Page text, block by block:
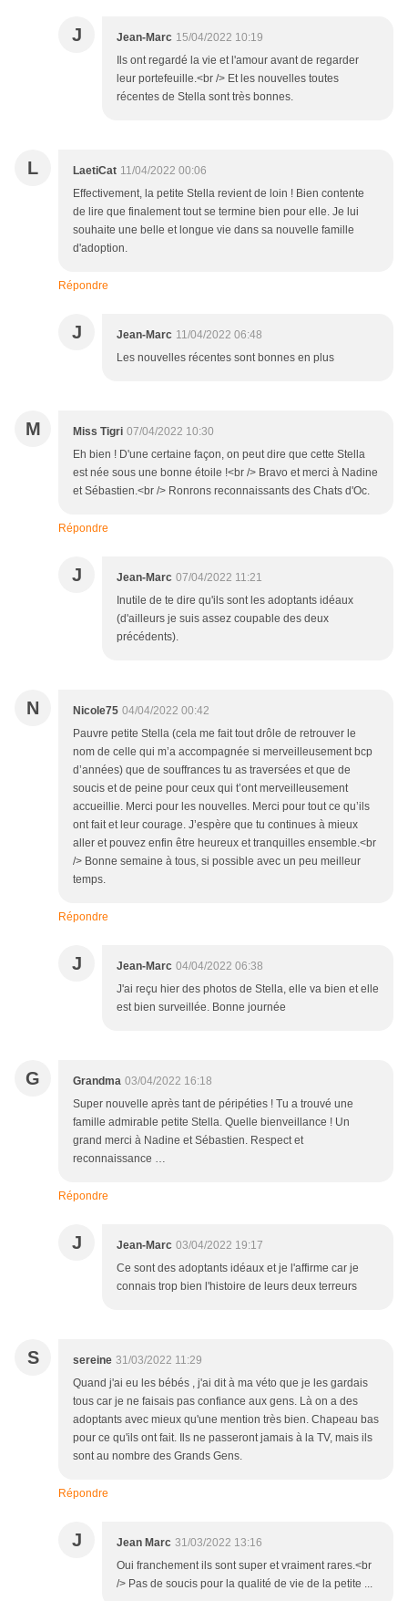
J Jean-Marc 15/04/2022 10:19
Ils ont regardé la vie et l'amour avant de regarder
leur portefeuille.<br /> Et les nouvelles toutes
récentes de Stella sont très bonnes.
L LaetiCat 11/04/2022 00:06
Effectivement, la petite Stella revient de loin ! Bien contente
de lire que finalement tout se termine bien pour elle. Je lui
souhaite une belle et longue vie dans sa nouvelle famille
d'adoption.
Répondre
J Jean-Marc 11/04/2022 06:48
Les nouvelles récentes sont bonnes en plus
M Miss Tigri 07/04/2022 10:30
Eh bien ! D'une certaine façon, on peut dire que cette Stella
est née sous une bonne étoile !<br /> Bravo et merci à Nadine
et Sébastien.<br /> Ronrons reconnaissants des Chats d'Oc.
Répondre
J Jean-Marc 07/04/2022 11:21
Inutile de te dire qu'ils sont les adoptants idéaux
(d'ailleurs je suis assez coupable des deux
précédents).
N Nicole75 04/04/2022 00:42
Pauvre petite Stella (cela me fait tout drôle de retrouver le
nom de celle qui m’a accompagnée si merveilleusement bcp
d’années) que de souffrances tu as traversées et que de
soucis et de peine pour ceux qui t’ont merveilleusement
accueillie. Merci pour les nouvelles. Merci pour tout ce qu’ils
ont fait et leur courage. J’espère que tu continues à mieux
aller et pouvez enfin être heureux et tranquilles ensemble.<br
/> Bonne semaine à tous, si possible avec un peu meilleur
temps.
Répondre
J Jean-Marc 04/04/2022 06:38
J'ai reçu hier des photos de Stella, elle va bien et elle
est bien surveillée. Bonne journée
G Grandma 03/04/2022 16:18
Super nouvelle après tant de péripéties ! Tu a trouvé une
famille admirable petite Stella. Quelle bienveillance ! Un
grand merci à Nadine et Sébastien. Respect et
reconnaissance …
Répondre
J Jean-Marc 03/04/2022 19:17
Ce sont des adoptants idéaux et je l'affirme car je
connais trop bien l'histoire de leurs deux terreurs
S sereine 31/03/2022 11:29
Quand j'ai eu les bébés , j'ai dit à ma véto que je les gardais
tous car je ne faisais pas confiance aux gens. Là on a des
adoptants avec mieux qu'une mention très bien. Chapeau bas
pour ce qu'ils ont fait. Ils ne passeront jamais à la TV, mais ils
sont au nombre des Grands Gens.
Répondre
J Jean Marc 31/03/2022 13:16
Oui franchement ils sont super et vraiment rares.<br
/> Pas de soucis pour la qualité de vie de la petite ...